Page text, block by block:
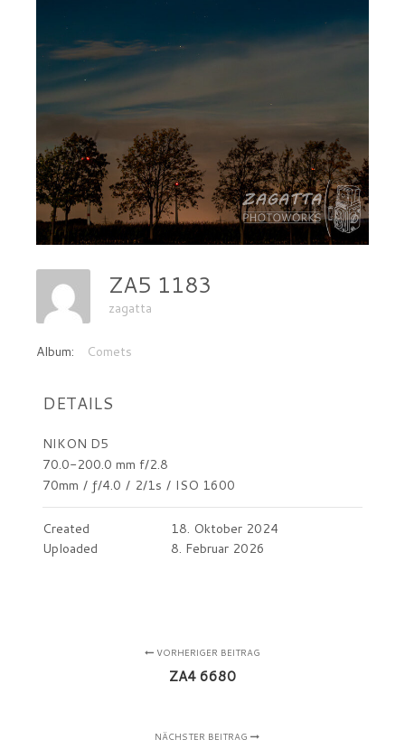
ZA5 1183
zagatta
Album: Comets
DETAILS
NIKON D5
70.0-200.0 mm f/2.8
70mm / ƒ/4.0 / 2/1s / ISO 1600
Created
18. Oktober 2024
Uploaded
8. Februar 2026
VORHERIGER BEITRAG
ZA4 6680
NÄCHSTER BEITRAG